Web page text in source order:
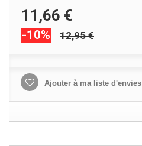
11,66 €
-10% 12,95 €
Ajouter à ma liste d'envies